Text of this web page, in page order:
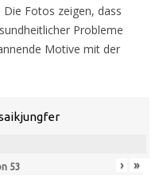
Fotos zeigen, dass
Probleme
Motive mit der
53 › »